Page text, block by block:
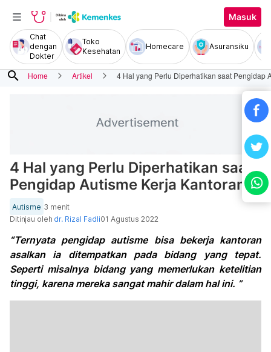
Masuk
Chat
dengan
Dokter
Toko
Kesehatan
Homecare Asuransiku
search Home Artikel 4 Hal yang Perlu Diperhatikan saat Pengidap
4 Hal yang Perlu Diperhatikan saat
Pengidap Autisme Kerja Kantoran
Autisme 3 menit
Ditinjau oleh dr. Rizal Fadli01 Agustus 2022
“Ternyata pengidap autisme bisa bekerja kantoran
asalkan ia ditempatkan pada bidang yang tepat.
Seperti misalnya bidang yang memerlukan ketelitian
tinggi, karena mereka sangat mahir dalam hal ini. ”